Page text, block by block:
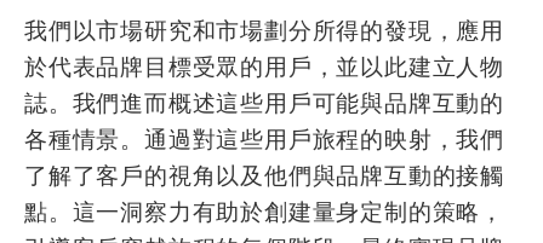
我們以市場研究和市場劃分所得的發現，應用
於代表品牌目標受眾的用戶，並以此建立人物
誌。我們進而概述這些用戶可能與品牌互動的
各種情景。通過對這些用戶旅程的映射，我們
了解了客戶的視角以及他們與品牌互動的接觸
點。這一洞察力有助於創建量身定制的策略，